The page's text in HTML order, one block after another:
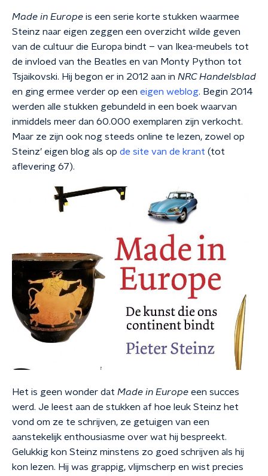
Made in Europe is een serie korte stukken waarmee
Steinz naar eigen zeggen een overzicht wilde geven
van de cultuur die Europa bindt – van Ikea-meubels tot
de invloed van the Beatles en van Monty Python tot
Tsjaikovski. Hij begon er in 2012 aan in NRC Handelsblad
en ging ermee verder op een eigen weblog. Begin 2014
werden alle stukken gebundeld in een boek waarvan
inmiddels meer dan 60.000 exemplaren zijn verkocht.
Maar ze zijn ook nog steeds online te lezen, zowel op
Steinz’ eigen blog als op de site van de krant (tot
aflevering 67).
Het is geen wonder dat Made in Europe een succes
werd. Je leest aan de stukken af hoe leuk Steinz het
vond om ze te schrijven, ze getuigen van een
aanstekelijk enthousiasme over wat hij bespreekt.
Gelukkig kon Steinz minstens zo goed schrijven als hij
kon lezen. Hij was grappig, vlijmscherp en wist precies